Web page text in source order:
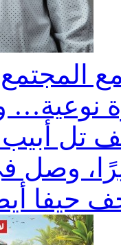
المجتمع
تل
وصل
حيفا